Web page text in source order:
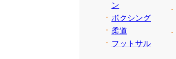
ン
ボクシング
柔道
フットサル